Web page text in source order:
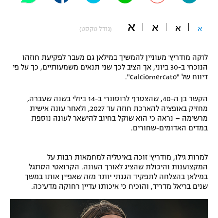
תקנון משתתפים וזוכים בפרסים
תקנון עבור פעילות אלקטרה
תקנון עבור פעילות ספורט 1 – "מרלן"
טניס
גיימינג E-Sports
מדיניות פרטיות
כדורמים
בייסבול MLB
אומנויות לחימה
גיימינג E-Sports
א א א א (גודל טקסט)
לוקה מודריץ' מעוניין להמשיך במילאן גם מעבר לפקיעת חוזהו
הנוכחי ב-30 ביוני, אך הציב לכך שני תנאים משמעותיים, כך על פי
דיווח של "Calciomercato".
הקשר בן ה-40, שהצטרף לרוסונרי ב-14 ביולי בשנה שעברה,
מחזיק באופציה להארכת חוזה עד 2027, ולאחר עונה אישית
מרשימה – נראה כי הוא שוקל בחיוב להישאר לעונה נוספת
במדים האדומים-שחורים.
למרות גילו, מודריץ' זוכה באיטליה למחמאות רבות על
המקצוענות והיכולת שהציג לאורך העונה. הקרואטי הסתגל
במילאן בהצלחה לתפקיד הגנתי יותר מזה שאפיין אותו במשך
שנים בריאל מדריד, והוכיח כי איכותו עדיין רחוקה מדעיכה.